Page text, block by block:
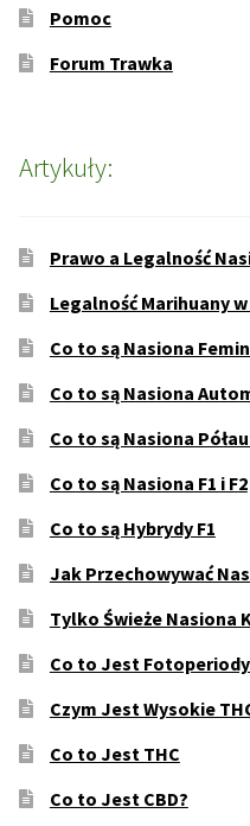
Pomoc
Forum Trawka
Artykuły:
Prawo a Legalność
Legalność Marihuany
Co to są Nasiona
Co to są Nasiona
Co to są Nasiona
Co to są Nasiona F1 i F2
Co to są Hybrydy F1
Jak Przechowywać
Tylko Świeże Nasiona
Co to Jest
Czym Jest Wysokie
Co to Jest THC
Co to Jest CBD?